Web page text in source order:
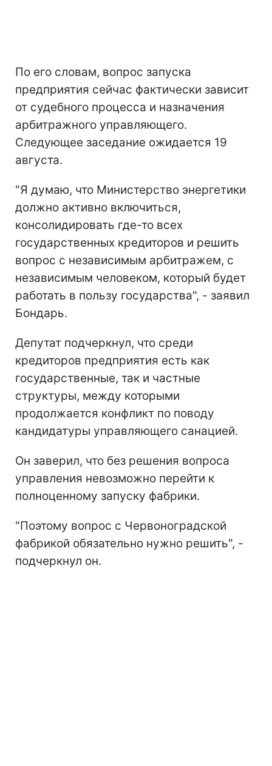
По его словам, вопрос запуска
предприятия сейчас фактически зависит
от судебного процесса и назначения
арбитражного управляющего.
Следующее заседание ожидается 19
августа.
"Я думаю, что Министерство энергетики
должно активно включиться,
консолидировать где-то всех
государственных кредиторов и решить
вопрос с независимым арбитражем, с
независимым человеком, который будет
работать в пользу государства", - заявил
Бондарь.
Депутат подчеркнул, что среди
кредиторов предприятия есть как
государственные, так и частные
структуры, между которыми
продолжается конфликт по поводу
кандидатуры управляющего санацией.
Он заверил, что без решения вопроса
управления невозможно перейти к
полноценному запуску фабрики.
"Поэтому вопрос с Червоноградской
фабрикой обязательно нужно решить", -
подчеркнул он.